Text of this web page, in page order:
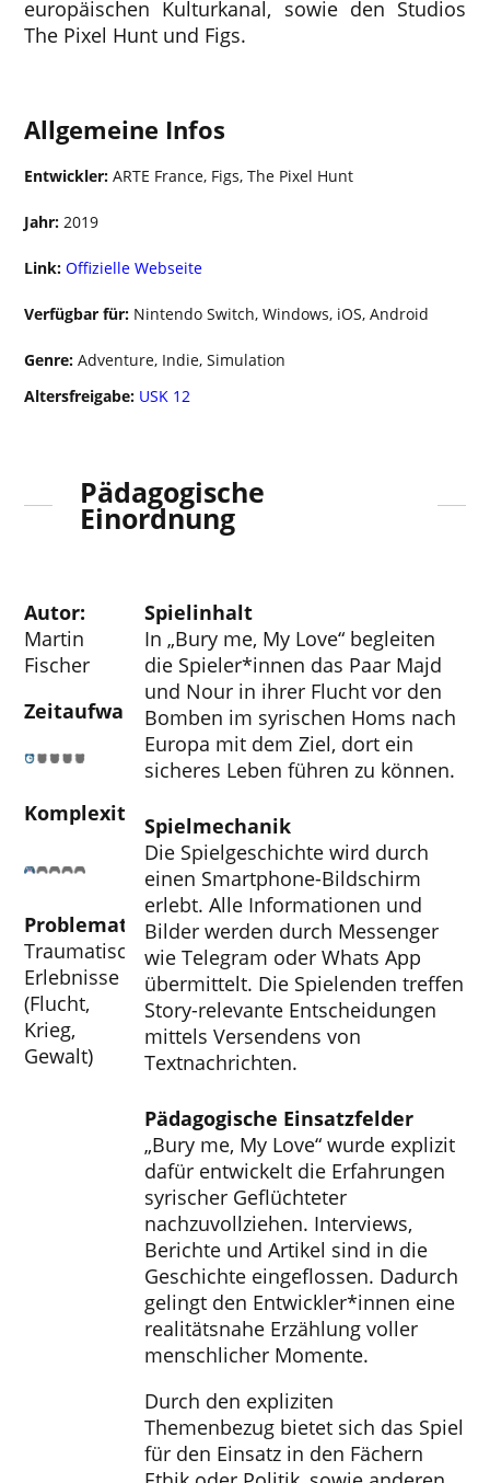
europäischen Kulturkanal, sowie den Studios
The Pixel Hunt und Figs.
Allgemeine Infos
Entwickler: ARTE France, Figs, The Pixel Hunt
Jahr: 2019
Link: Offizielle Webseite
Verfügbar für: Nintendo Switch, Windows, iOS, Android
Genre: Adventure, Indie, Simulation
Altersfreigabe: USK 12
Pädagogische
Einordnung
Autor:
Martin
Fischer
Zeitaufwand
Komplexität
Problematische Aspekte
Traumatische
Erlebnisse
(Flucht,
Krieg,
Gewalt)
Spielinhalt
In „Bury me, My Love“ begleiten
die Spieler*innen das Paar Majd
und Nour in ihrer Flucht vor den
Bomben im syrischen Homs nach
Europa mit dem Ziel, dort ein
sicheres Leben führen zu können.
Spielmechanik
Die Spielgeschichte wird durch
einen Smartphone-Bildschirm
erlebt. Alle Informationen und
Bilder werden durch Messenger
wie Telegram oder Whats App
übermittelt. Die Spielenden treffen
Story-relevante Entscheidungen
mittels Versendens von
Textnachrichten.
Pädagogische Einsatzfelder
„Bury me, My Love“ wurde explizit
dafür entwickelt die Erfahrungen
syrischer Geflüchteter
nachzuvollziehen. Interviews,
Berichte und Artikel sind in die
Geschichte eingeflossen. Dadurch
gelingt den Entwickler*innen eine
realitätsnahe Erzählung voller
menschlicher Momente.
Durch den expliziten
Themenbezug bietet sich das Spiel
für den Einsatz in den Fächern